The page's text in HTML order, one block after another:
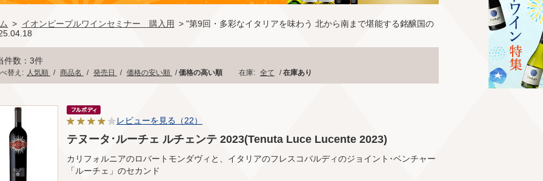
> イオンピープルワインセミナー 購入用 > "第9回・多彩なイタリアを味わう 北から南まで堪能する銘醸国の
件数：3件
替え: 人気順 / 商品名 / 発売日 / 価格の安い順 /価格の高い順 在庫: 全て /在庫あり
レビューを見る（22）
テヌータ･ルーチェ ルチェンテ 2023(Tenuta Luce Lucente 2023)
カリフォルニアのロバートモンダヴィと、イタリアのフレスコバルディのジョイント･ベンチャー
「ルーチェ」のセカンド